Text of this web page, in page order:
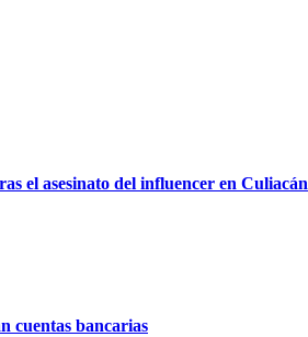
el asesinato del influencer en Culiacán
cuentas bancarias